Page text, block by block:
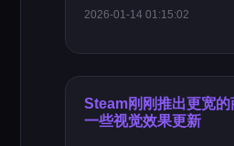
2026-01-14 01:15:02
Steam刚刚推出更宽的
一些视觉效果更新